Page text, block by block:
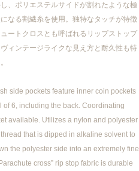
、ポリエステルサイドが割れたような極
なる割繊糸を使用。独特なタッチが特徴
ートクロスとも呼ばれるリップストップ
ィンテージライクな見え方と耐久性も特
side pockets feature inner coin pockets
of 6, including the back. Coordinating
available. Utilizes a nylon and polyester
that is dipped in alkaline solvent to
the polyester side into an extremely fine
cross” rip stop fabric is durable